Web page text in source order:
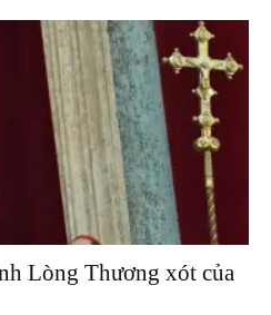
Lòng Thương xót của